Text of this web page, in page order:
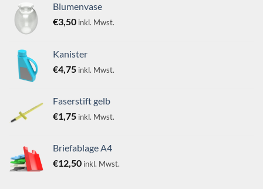
Blumenvase
€3,50 inkl. Mwst.
Kanister
€4,75 inkl. Mwst.
Faserstift gelb
€1,75 inkl. Mwst.
Briefablage A4
€12,50 inkl. Mwst.